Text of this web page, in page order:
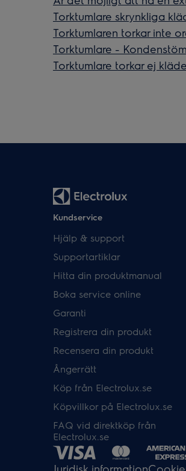
Torktumlare skrynkliga
Torktumlaren torkar inte
Torktumlare -
Torktumlare torkar ej
Kundservice
Hjälp & support
Supportartiklar
Hitta din produktmanual
Boka service online
Garanti
Registrera din produkt
Recensera din produkt
Ångerrätt
Köp från Electrolux.se
Köpvillkor på Electrolux.se
FAQ vid direktköp från
Electrolux.se